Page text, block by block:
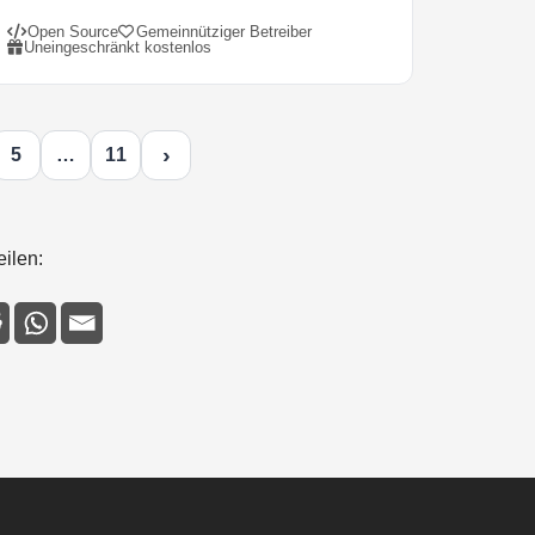
Open Source
Gemeinnütziger Betreiber
Uneingeschränkt kostenlos
5 … 11 ›